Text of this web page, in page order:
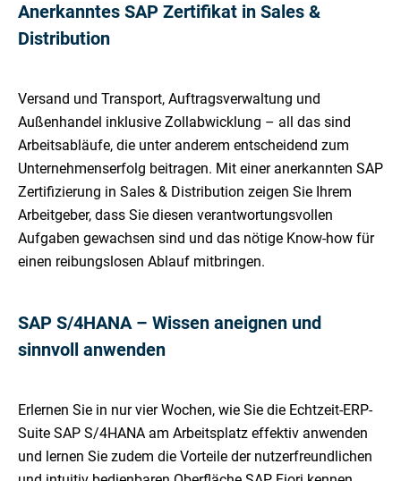
Anerkanntes SAP Zertifikat in Sales &
Distribution
Versand und Transport, Auftragsverwaltung und
Außenhandel inklusive Zollabwicklung – all das sind
Arbeitsabläufe, die unter anderem entscheidend zum
Unternehmenserfolg beitragen. Mit einer anerkannten SAP
Zertifizierung in Sales & Distribution zeigen Sie Ihrem
Arbeitgeber, dass Sie diesen verantwortungsvollen
Aufgaben gewachsen sind und das nötige Know-how für
einen reibungslosen Ablauf mitbringen.
SAP S/4HANA – Wissen aneignen und
sinnvoll anwenden
Erlernen Sie in nur vier Wochen, wie Sie die Echtzeit-ERP-
Suite SAP S/4HANA am Arbeitsplatz effektiv anwenden
und lernen Sie zudem die Vorteile der nutzerfreundlichen